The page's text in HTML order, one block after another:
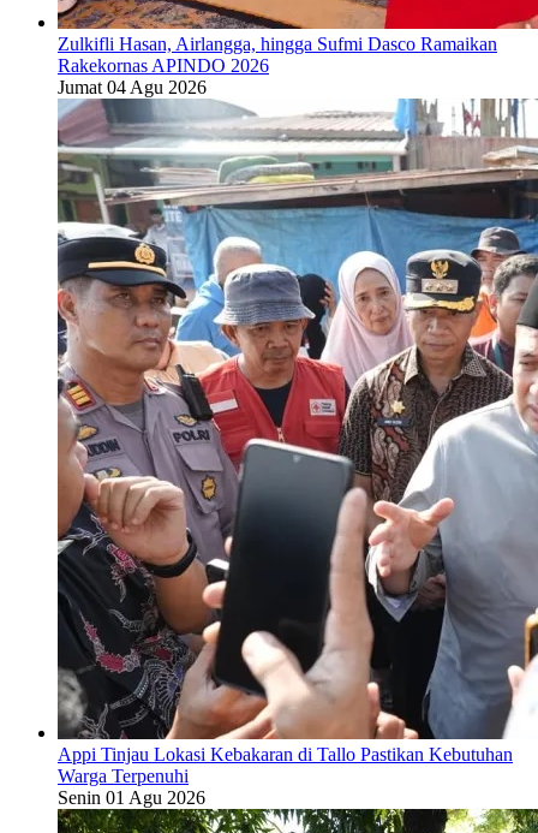
Zulkifli Hasan, Airlangga, hingga Sufmi Dasco Ramaikan
Rakekornas APINDO 2026
Jumat 04 Agu 2026
Appi Tinjau Lokasi Kebakaran di Tallo Pastikan Kebutuhan
Warga Terpenuhi
Senin 01 Agu 2026